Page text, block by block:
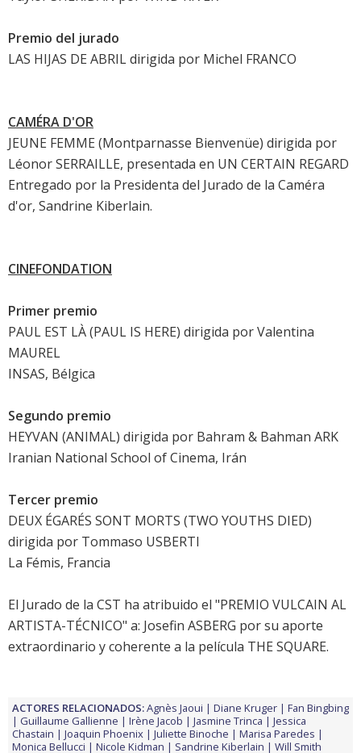
Premio del jurado
LAS HIJAS DE ABRILdirigida por Michel FRANCO
CAMÉRA D'OR
JEUNE FEMME (Montparnasse Bienvenüe) dirigida por
Léonor SERRAILLE, presentada en UN CERTAIN REGARD
Entregado por la Presidenta del Jurado de la Caméra
d'or, Sandrine Kiberlain.
CINEFONDATION
Primer premio
PAUL EST LÀ (PAUL IS HERE) dirigida por Valentina
MAUREL
INSAS, Bélgica
Segundo premio
HEYVAN (ANIMAL) dirigida por Bahram & Bahman ARK
Iranian National School of Cinema, Irán
Tercer premio
DEUX ÉGARÉS SONT MORTS (TWO YOUTHS DIED)
dirigida por Tommaso USBERTI
La Fémis, Francia
El Jurado de la CST ha atribuido el "PREMIO VULCAIN AL
ARTISTA-TÉCNICO" a: Josefin ASBERG por su aporte
extraordinario y coherente a la película THE SQUARE.
ACTORES RELACIONADOS:Agnès Jaoui Diane Kruger
Fan Bingbing
Guillaume Gallienne
Irène Jacob Jasmine Trinca
Jessica
Chastain
Joaquin Phoenix Juliette Binoche
Marisa Paredes
Monica Bellucci
Nicole Kidman Sandrine Kiberlain Will Smith